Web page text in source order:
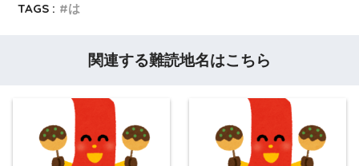
TAGS :
は
関連する難読地名はこちら